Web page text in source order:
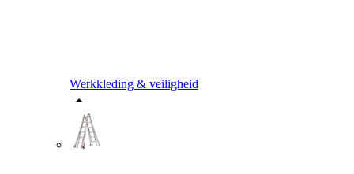
Werkkleding & veiligheid